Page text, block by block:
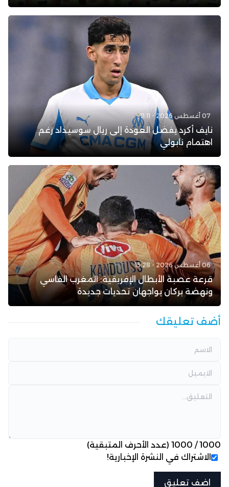
07 أغسطس 2026 - 11:11
نايف أكرد يفضل العودة إلى ريال سوسيداد رغم
اهتمام نابولي
06 أغسطس 2026 - 15:28
قرعة عصبة الأبطال الإفريقية: المغرب الفاسي
ونهضة بركان يواجهان تحديات جديدة
أضف تعليقك
1000
/
1000 (عدد الأحرف المتبقية)
الاشتراك في النشرة الإخبارية!